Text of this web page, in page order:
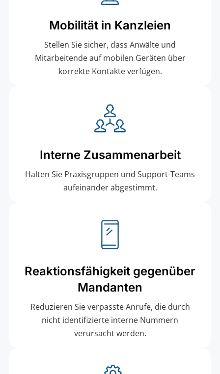
Mobilität in Kanzleien
Stellen Sie sicher, dass Anwälte und
Mitarbeitende auf mobilen Geräten über
korrekte Kontakte verfügen.
Interne Zusammenarbeit
Halten Sie Praxisgruppen und Support-Teams
aufeinander abgestimmt.
Reaktionsfähigkeit gegenüber
Mandanten
Reduzieren Sie verpasste Anrufe, die durch
nicht identifizierte interne Nummern
verursacht werden.